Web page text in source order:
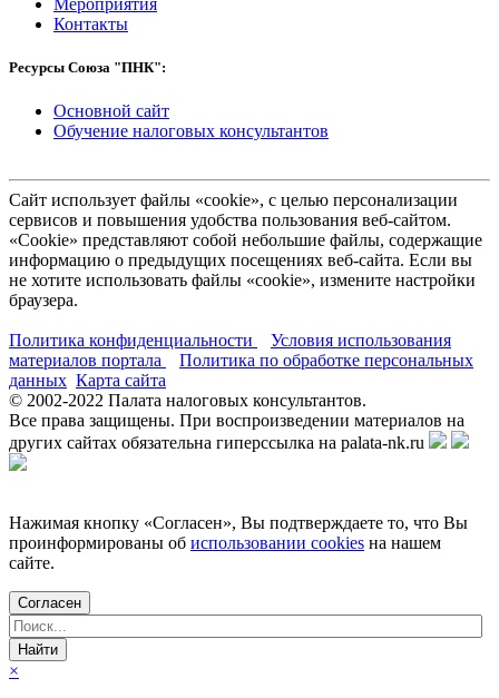
Контакты
Ресурсы Союза "ПНК":
Основной сайт
Обучение налоговых консультантов
Сайт использует файлы «cookie», с целью персонализации
сервисов и повышения удобства пользования веб-сайтом.
«Cookie» представляют собой небольшие файлы, содержащие
информацию о предыдущих посещениях веб-сайта. Если вы
не хотите использовать файлы «cookie», измените настройки
браузера.
Политика конфиденциальности
Условия использования
материалов портала
Политика по обработке персональных
данных Карта сайта
© 2002-2022 Палата налоговых консультантов.
Все права защищены. При воспроизведении материалов на
других сайтах обязательна гиперссылка на palata-nk.ru
Нажимая кнопку «Согласен», Вы подтверждаете то, что Вы
проинформированы об использовании cookies на нашем
сайте.
Согласен
×